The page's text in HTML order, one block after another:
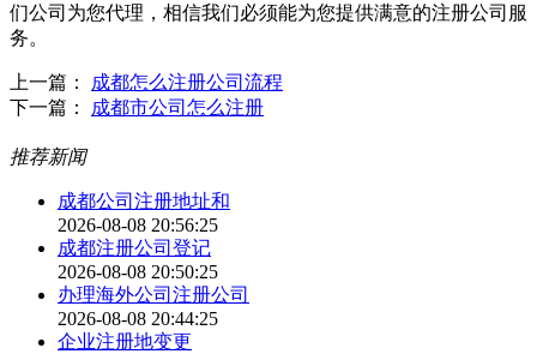
们公司为您代理，相信我们必须能为您提供满意的注册公司服
务。
上一篇：
成都怎么注册公司流程
下一篇：
成都市公司怎么注册
推荐新闻
成都公司注册地址和
2026-08-08 20:56:25
成都注册公司登记
2026-08-08 20:50:25
办理海外公司注册公司
2026-08-08 20:44:25
企业注册地变更